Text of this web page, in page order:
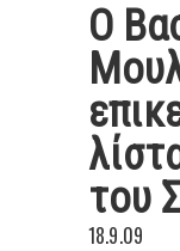
Ο
του
18.9.09